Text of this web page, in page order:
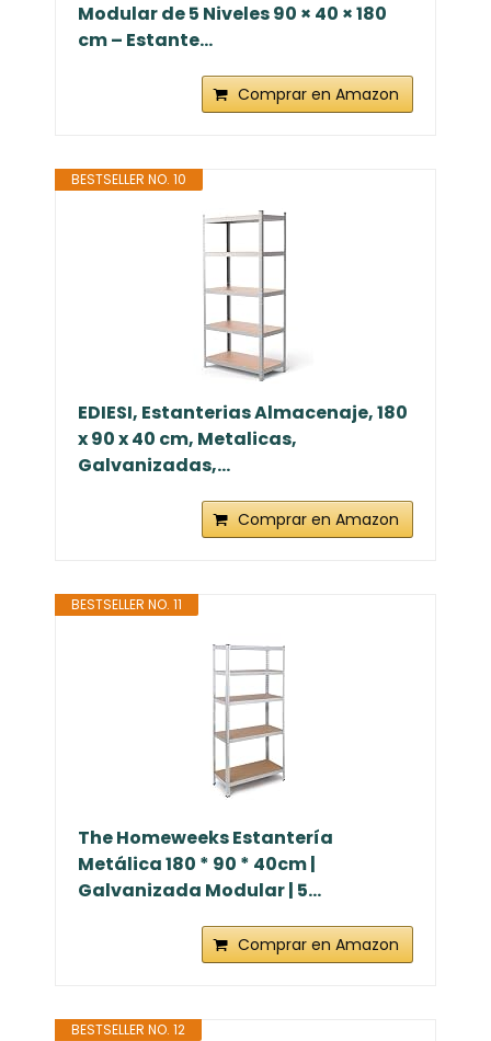
Modular de 5 Niveles 90 × 40 × 180
cm – Estante...
Comprar en Amazon
BESTSELLER NO. 10
EDIESI, Estanterias Almacenaje, 180
x 90 x 40 cm, Metalicas,
Galvanizadas,...
Comprar en Amazon
BESTSELLER NO. 11
The Homeweeks Estantería
Metálica 180 * 90 * 40cm |
Galvanizada Modular | 5...
Comprar en Amazon
BESTSELLER NO. 12